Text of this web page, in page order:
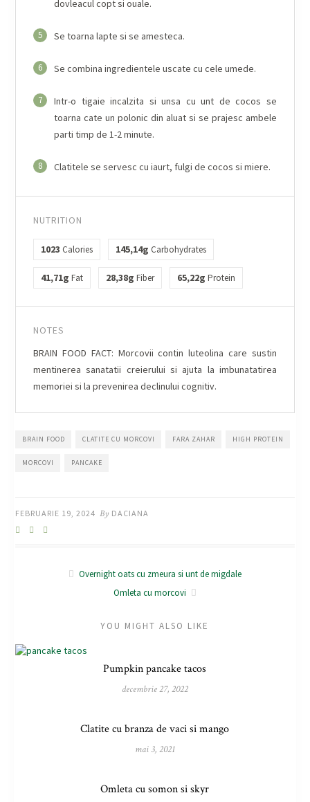
dovleacul copt si ouale.
5 Se toarna lapte si se amesteca.
6 Se combina ingredientele uscate cu cele umede.
7
Intr-o tigaie incalzita si unsa cu unt de cocos se
toarna cate un polonic din aluat si se prajesc ambele
parti timp de 1-2 minute.
8 Clatitele se servesc cu iaurt, fulgi de cocos si miere.
NUTRITION
1023 Calories 145,14g Carbohydrates
41,71g Fat 28,38g Fiber 65,22g Protein
NOTES
BRAIN FOOD FACT: Morcovii contin luteolina care sustin
mentinerea sanatatii creierului si ajuta la imbunatatirea
memoriei si la prevenirea declinului cognitiv.
BRAIN FOOD CLATITE CU MORCOVI FARA ZAHAR HIGH PROTEIN
MORCOVI PANCAKE
FEBRUARIE 19, 2024 By DACIANA
Overnight oats cu zmeura si unt de migdale
Omleta cu morcovi
YOU MIGHT ALSO LIKE
Pumpkin pancake tacos
decembrie 27, 2022
Clatite cu branza de vaci si mango
mai 3, 2021
Omleta cu somon si skyr